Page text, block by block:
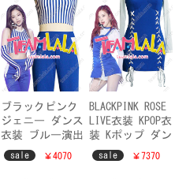
ブラックピンク
ジェニー ダンス
衣装 ブルー演出
服 激安
BLACKPINK
sale ￥4070
BLACKPINK ROSE
LIVE衣装 KPOP衣
装 Kポップ ダン
ス服 仮装 ブラ
ックピンク ロゼ
sale ￥7370